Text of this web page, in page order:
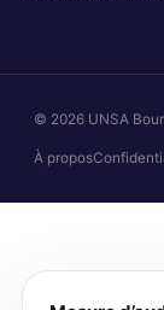
© 2026 UNSA
À propos